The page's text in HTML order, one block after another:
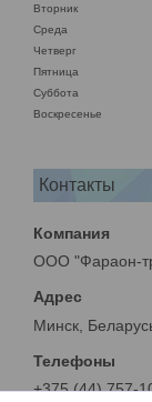
Вторник
Среда
Четверг
Пятница
Суббота
Воскресенье
Контакты
ООО "Фараон-
Минск,
+375 (44) 757-